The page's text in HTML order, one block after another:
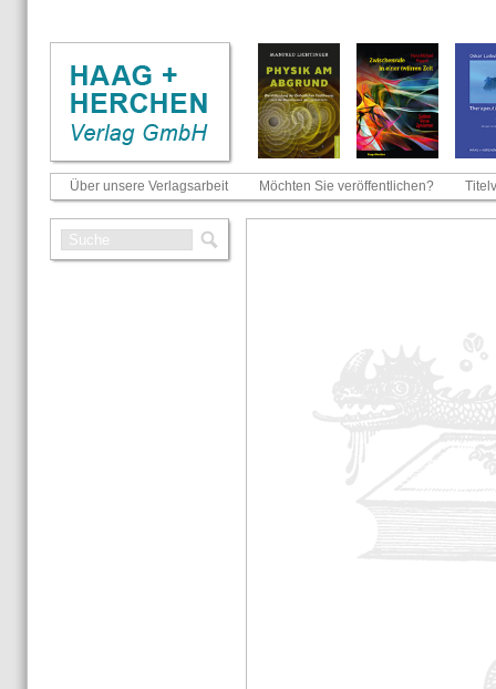
Über unsere Verlagsarbeit Möchten Sie veröffentlichen?